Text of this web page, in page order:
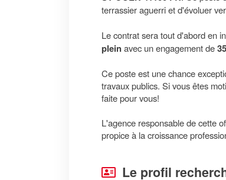
terrassier aguerri et d'évoluer
Le contrat sera tout d'abord en
pleinavec un engagement de
Ce poste est une chance
travaux publics. Si vous êtes
faite pour vous!
L'agence responsable de cette
propice à la croissance
Le profil